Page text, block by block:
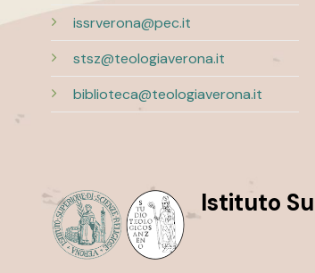
issrverona@pec.it
stsz@teologiaverona.it
biblioteca@teologiaverona.it
Istituto